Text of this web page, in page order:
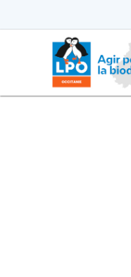
le
.